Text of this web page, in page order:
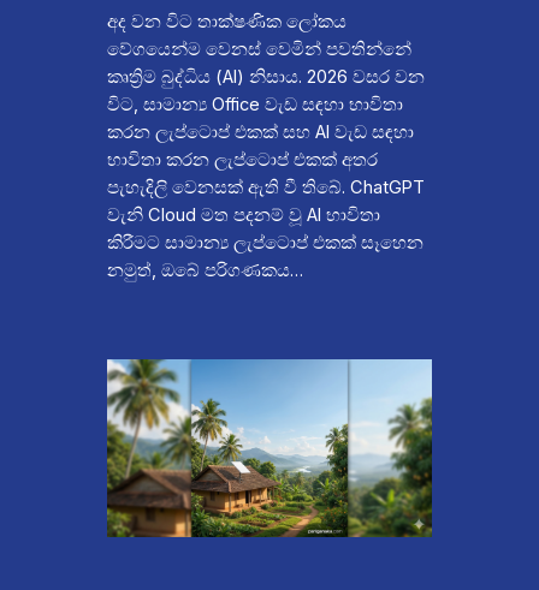
අද වන විට තාක්ෂණික ලෝකය
වේගයෙන්ම වෙනස් වෙමින් පවතින්නේ
කෘත්‍රිම බුද්ධිය (AI) නිසාය. 2026 වසර වන
විට, සාමාන්‍ය Office වැඩ සඳහා භාවිතා
කරන ලැප්ටොප් එකක් සහ AI වැඩ සඳහා
භාවිතා කරන ලැප්ටොප් එකක් අතර
පැහැදිලි වෙනසක් ඇති වී තිබේ. ChatGPT
වැනි Cloud මත පදනම් වූ AI භාවිතා
කිරීමට සාමාන්‍ය ලැප්ටොප් එකක් සෑහෙන
නමුත්, ඔබේ පරිගණකය…